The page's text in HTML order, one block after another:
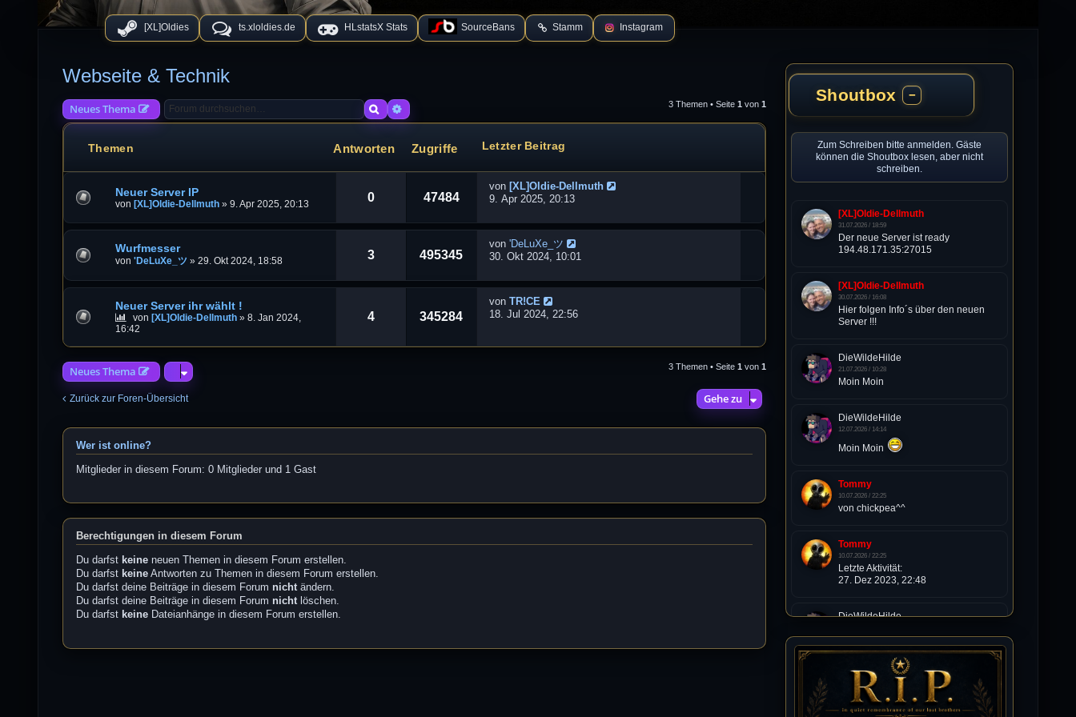
[XL]Oldies ts.xloldies.de HLstatsX Stats SourceBans Stamm Instagram
Webseite & Technik
Neues Thema SucheErweiterte Suche 3 Themen • Seite 1 von 1
Themen Antworten Zugriffe Letzter Beitrag
Neuer Server IP
von[XL]Oldie-Dellmuth »9. Apr 2025, 20:13 0 47484
von [XL]Oldie-Dellmuth
9. Apr 2025, 20:13
Wurfmesser
von'DeLuXe_ツ »29. Okt 2024, 18:58 3 495345
von 'DeLuXe_ツ
30. Okt 2024, 10:01
Neuer Server ihr wählt !
von[XL]Oldie-Dellmuth »8. Jan 2024,
16:42
4 345284
von TR!CE
18. Jul 2024, 22:56
Neues Thema 3 Themen • Seite 1 von 1
Zurück zur Foren-Übersicht Gehe zu
Wer ist online?
Mitglieder in diesem Forum: 0 Mitglieder und 1 Gast
Berechtigungen in diesem Forum
Du darfst keine neuen Themen in diesem Forum erstellen.
Du darfst keine Antworten zu Themen in diesem Forum erstellen.
Du darfst deine Beiträge in diesem Forum nichtändern.
Du darfst deine Beiträge in diesem Forum nichtlöschen.
Du darfst keine Dateianhänge in diesem Forum erstellen.
Shoutbox −
Zum Schreiben bitte anmelden. Gäste
können die Shoutbox lesen, aber nicht
schreiben.
[XL]Oldie-Dellmuth
31.07.2026 / 18:59
Der neue Server ist ready
194.48.171.35:27015
[XL]Oldie-Dellmuth
30.07.2026 / 16:08
Hier folgen Info´s über den neuen
Server !!!
DieWildeHilde
21.07.2026 / 10:28
Moin Moin
DieWildeHilde
12.07.2026 / 14:14
Moin Moin
Tommy
10.07.2026 / 22:25
von chickpea^^
Tommy
10.07.2026 / 22:25
Letzte Aktivität:
27. Dez 2023, 22:48
DieWildeHilde
Happy Birthday Chickpea
DieWildeHilde
10.07.2026 / 10:08
Hallo meine Lieben!